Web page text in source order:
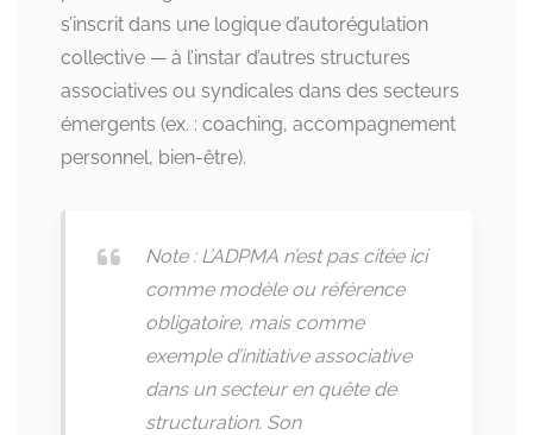
s’inscrit dans une logique d’autorégulation
collective — à l’instar d’autres structures
associatives ou syndicales dans des secteurs
émergents (ex. : coaching, accompagnement
personnel, bien-être).
Note : L’ADPMA n’est pas citée ici
comme modèle ou référence
obligatoire, mais comme
exemple d’initiative associative
dans un secteur en quête de
structuration. Son